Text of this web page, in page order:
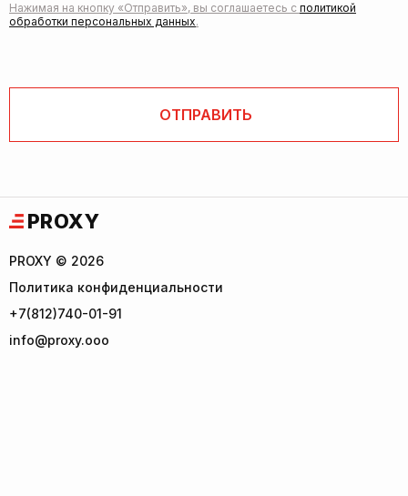
Нажимая на кнопку «Отправить», вы соглашаетесь с политикой
обработки персональных данных.
PROXY
PROXY © 2026
Политика конфиденциальности
+7(812)740-01-91
info@proxy.ooo